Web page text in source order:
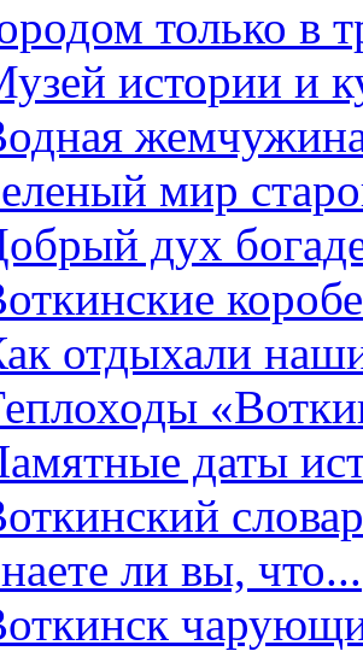
только в
истории и
мир
дух
отдыхали
даты
ли вы, что...